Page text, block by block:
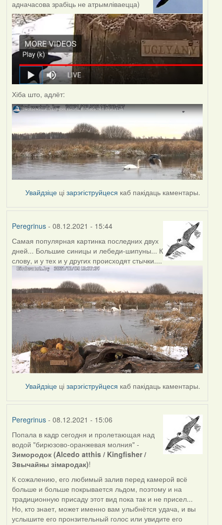
адначасова зрабіць не атрымліваецца)
Хіба што, адлёт:
Увайдзіце цізарэгіструйцеся каб пакідаць каментары.
Peregrinus- 08.12.2021 - 15:44
Самая популярная картинка последних двух
дней... Большие синицы и лебеди-шипуны... К
слову, и у тех и у других происходят стычки....
Увайдзіце цізарэгіструйцеся каб пакідаць каментары.
Peregrinus- 08.12.2021 - 15:06
Попала в кадр сегодня и пролетающая над
водой "бирюзово-оранжевая молния" -
Зимородок (Alcedo atthis / Kingfisher /
Звычайны зімародак)!
К сожалению, его любимый залив перед камерой всё
больше и больше покрывается льдом, поэтому и на
традиционную присаду этот вид пока так и не присел...
Но, кто знает, может именно вам улыбнётся удача, и вы
услышите его пронзительный голос или увидите его